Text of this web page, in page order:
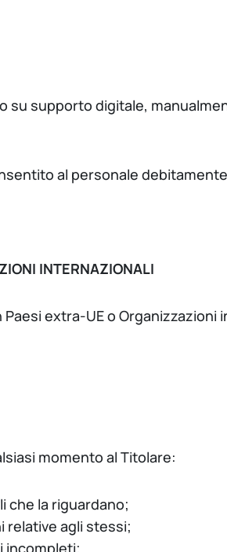
supporto digitale,
al personale
INTERNAZIONALI
extra-UE o Organizzazioni
momento al Titolare:
che la riguardano;
relative agli stessi;
incompleti;